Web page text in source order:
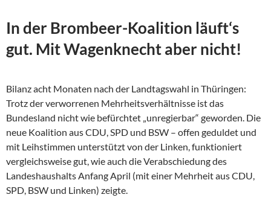
In der Brombeer-Koalition läuft‘s
gut. Mit Wagenknecht aber nicht!
Bilanz acht Monaten nach der Landtagswahl in Thüringen:
Trotz der verworrenen Mehrheitsverhältnisse ist das
Bundesland nicht wie befürchtet „unregierbar“ geworden. Die
neue Koalition aus CDU, SPD und BSW – offen geduldet und
mit Leihstimmen unterstützt von der Linken, funktioniert
vergleichsweise gut, wie auch die Verabschiedung des
Landeshaushalts Anfang April (mit einer Mehrheit aus CDU,
SPD, BSW und Linken) zeigte.